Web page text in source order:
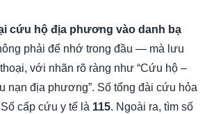
cứu hộ địa phương vào danh bạ
phải để nhớ trong đầu — mà lưu
với nhãn rõ ràng như “Cứu hộ –
nạn địa phương”. Số tổng đài cứu hỏa
Số cấp cứu y tế là 115. Ngoài ra, tìm số